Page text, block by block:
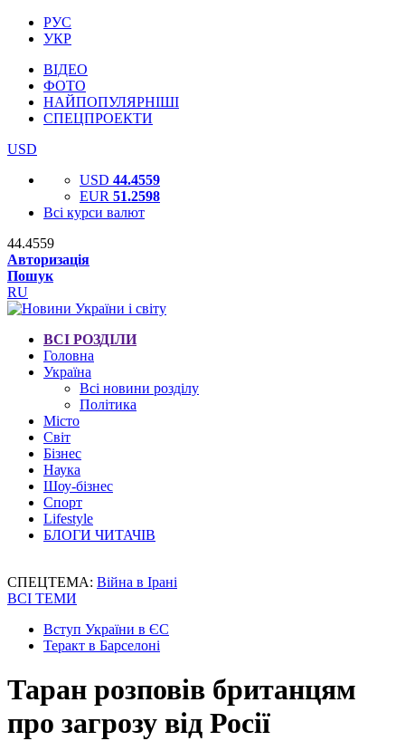
РУС
УКР
ВІДЕО
ФОТО
НАЙПОПУЛЯРНІШІ
СПЕЦПРОЕКТИ
USD
USD 44.4559
EUR 51.2598
Всі курси валют
44.4559
Авторизація
Пошук
RU
ВСІ РОЗДІЛИ
Головна
Україна
Всі новини розділу
Політика
Місто
Світ
Бізнес
Наука
Шоу-бізнес
Спорт
Lifestyle
БЛОГИ ЧИТАЧІВ
СПЕЦТЕМА: Війна в Ірані
ВСІ ТЕМИ
Вступ України в ЄС
Теракт в Барселоні
Таран розповів британцям
про загрозу від Росії